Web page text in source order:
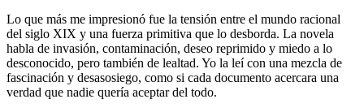
Lo que más me impresionó fue la tensión entre el mundo racional
del siglo XIX y una fuerza primitiva que lo desborda. La novela
habla de invasión, contaminación, deseo reprimido y miedo a lo
desconocido, pero también de lealtad. Yo la leí con una mezcla de
fascinación y desasosiego, como si cada documento acercara una
verdad que nadie quería aceptar del todo.